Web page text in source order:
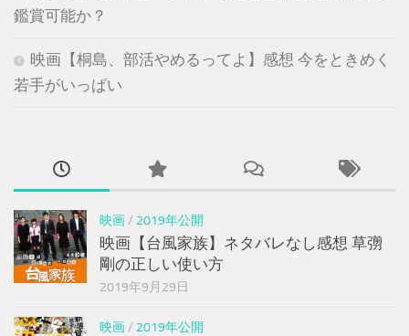
鑑賞可能か？
映画【桐島、部活やめるってよ】感想 今をときめく
若手がいっぱい
映画/ 2019年公開
映画【台風家族】ネタバレなし感想 草彅
剛の正しい使い方
2019年9月29日
映画/ 2019年公開